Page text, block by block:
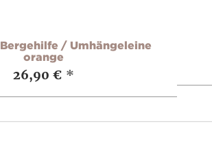
/ Umhängeleine
orange
26,90 € *